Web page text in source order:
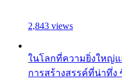
2,843 views
ในโลกที่ความยิ่งใหญ่
การสร้างสรรค์ที่น่าทึ่ง